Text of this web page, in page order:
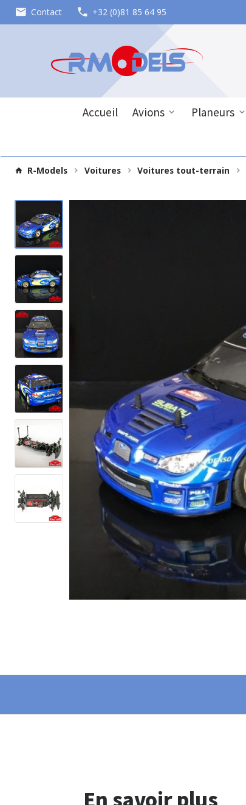
Contact +32 (0)81 85 64 95
Accueil Avions Planeurs
R-Models Voitures Voitures tout-terrain
En savoir plus